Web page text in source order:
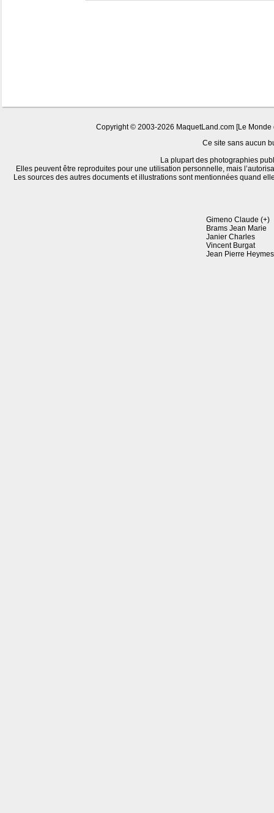
Copyright © 2003-2026 MaquetLand.com [Le
Ce site sans aucun
La plupart des photographies
Elles peuvent être reproduites pour une utilisation personnelle, mais
Les sources des autres documents et illustrations sont mentionnées quand
Gimeno Claude (+)
Brams Jean Marie
Janier Charles
Vincent Burgat
Jean Pierre Heymes